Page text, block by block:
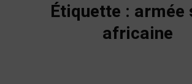
Étiquette : armée
africaine